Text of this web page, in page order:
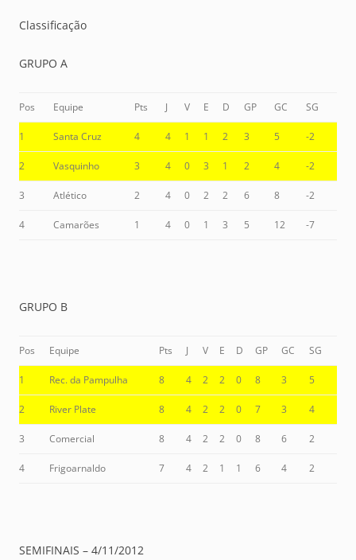
Classificação
GRUPO A
Pos Equipe Pts J V E D GP GC SG
1 Santa Cruz 4 4 1 1 2 3 5 -2
2 Vasquinho 3 4 0 3 1 2 4 -2
3 Atlético 2 4 0 2 2 6 8 -2
4 Camarões 1 4 0 1 3 5 12 -7
GRUPO B
Pos Equipe Pts J V E D GP GC SG
1 Rec. da Pampulha 8 4 2 2 0 8 3 5
2 River Plate 8 4 2 2 0 7 3 4
3 Comercial 8 4 2 2 0 8 6 2
4 Frigoarnaldo 7 4 2 1 1 6 4 2
SEMIFINAIS – 4/11/2012